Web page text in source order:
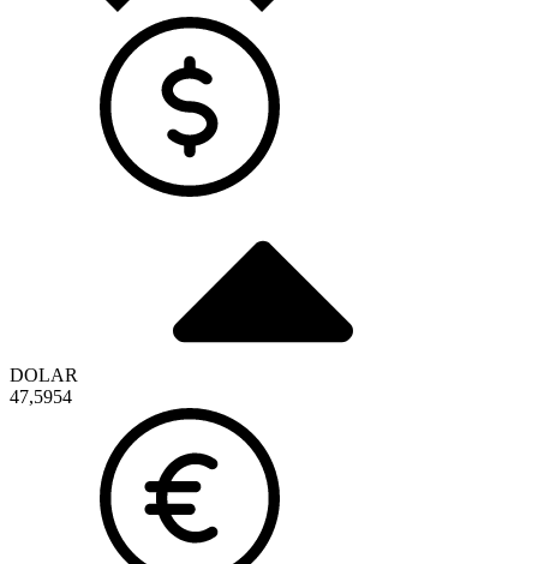
DOLAR
47,5954